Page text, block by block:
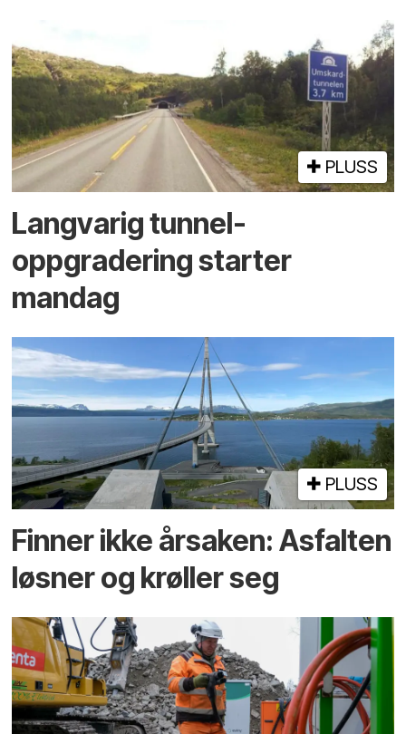
PLUSS
Langvarig tunnel­
oppgradering starter
mandag
PLUSS
Finner ikke årsaken: Asfalten
løsner og krøller seg